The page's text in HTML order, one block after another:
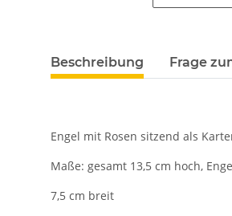
Beschreibung Frage
Engel mit Rosen sitzend als
Maße: gesamt 13,5 cm hoch,
7,5 cm breit